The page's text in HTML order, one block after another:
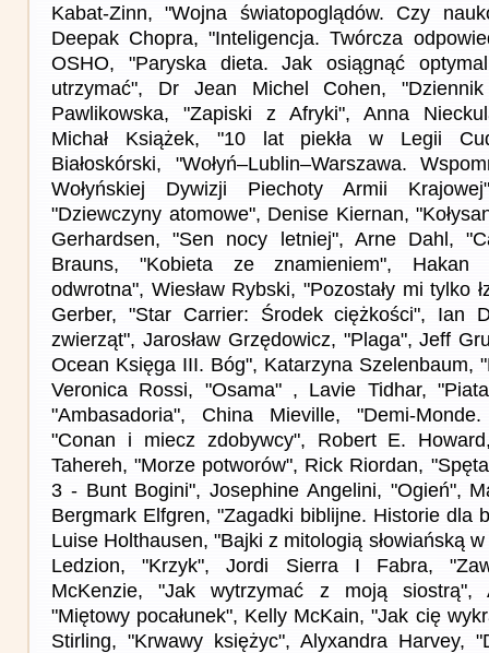
Kabat-Zinn, "Wojna światopoglądów. Czy
Deepak Chopra, "Inteligencja. Twórcza
OSHO, "Paryska dieta. Jak osiągnąć
utrzymać", Dr Jean Michel Cohen,
Pawlikowska, "Zapiski z Afryki", Anna
Michał Książek, "10 lat piekła w Legii
Białoskórski, "Wołyń–Lublin–Warszawa.
Wołyńskiej Dywizji Piechoty Armii
"Dziewczyny atomowe", Denise Kiernan,
Gerhardsen, "Sen nocy letniej", Arne Dahl,
Brauns, "Kobieta ze znamieniem", Hakan
odwrotna", Wiesław Rybski, "Pozostały mi tylko
Gerber, "Star Carrier: Środek ciężkości", Ian
zwierząt", Jarosław Grzędowicz, "Plaga", Jeff
Ocean Księga III. Bóg", Katarzyna Szelenbaum,
Veronica Rossi, "Osama" , Lavie Tidhar,
"Ambasadoria", China Mieville, "Demi-
"Conan i miecz zdobywcy", Robert E.
Tahereh, "Morze potworów", Rick Riordan,
3 - Bunt Bogini", Josephine Angelini, "Ogień",
Bergmark Elfgren, "Zagadki biblijne. Historie dla
Luise Holthausen, "Bajki z mitologią słowiańską
Ledzion, "Krzyk", Jordi Sierra I Fabra,
McKenzie, "Jak wytrzymać z moją siostrą",
"Miętowy pocałunek", Kelly McKain, "Jak cię
Stirling, "Krwawy księżyc", Alyxandra Harvey,